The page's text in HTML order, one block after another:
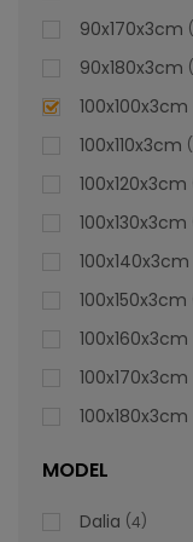
90x170x3cm
90x180x3cm
100x100x3cm
100x110x3cm
100x120x3cm
100x130x3cm
100x140x3cm
100x150x3cm
100x160x3cm
100x170x3cm
100x180x3cm
MODEL
Dalia 4